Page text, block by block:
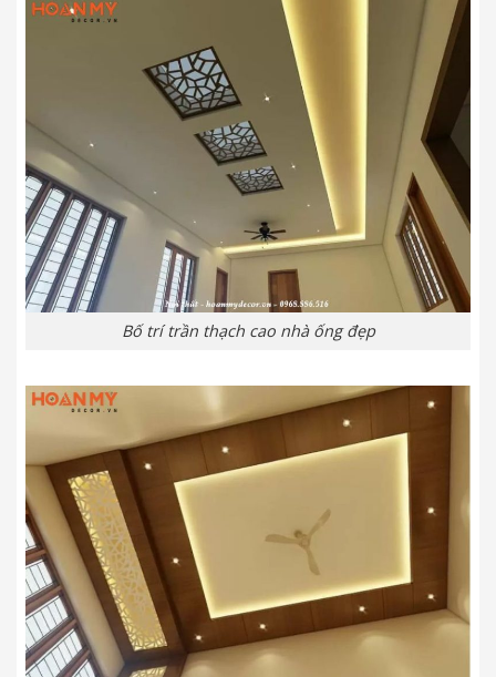
Bố trí trần thạch cao nhà ống đẹp